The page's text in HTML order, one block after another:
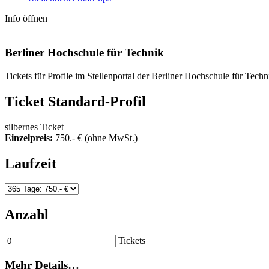
Info öffnen
Berliner Hochschule für Technik
Tickets für Profile im Stellenportal der Berliner Hochschule für
Ticket Standard-Profil
silbernes Ticket
Einzelpreis: 750.- € (ohne MwSt.)
Laufzeit
Anzahl
Tickets
Mehr Details…